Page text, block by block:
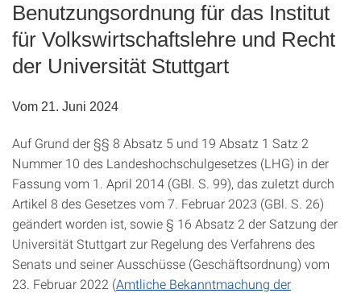
Benutzungsordnung für das Institut
für Volkswirtschaftslehre und Recht
der Universität Stuttgart
Vom 21. Juni 2024
Auf Grund der §§ 8 Absatz 5 und 19 Absatz 1 Satz 2
Nummer 10 des Landeshochschulgesetzes (LHG) in der
Fassung vom 1. April 2014 (GBl. S. 99), das zuletzt durch
Artikel 8 des Gesetzes vom 7. Februar 2023 (GBl. S. 26)
geändert worden ist, sowie § 16 Absatz 2 der Satzung der
Universität Stuttgart zur Regelung des Verfahrens des
Senats und seiner Ausschüsse (Geschäftsordnung) vom
23. Februar 2022 (Amtliche Bekanntmachung der